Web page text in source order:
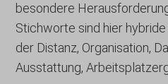
besondere
Stichworte sind hier hybride
der Distanz, Organisation,
Ausstattung,